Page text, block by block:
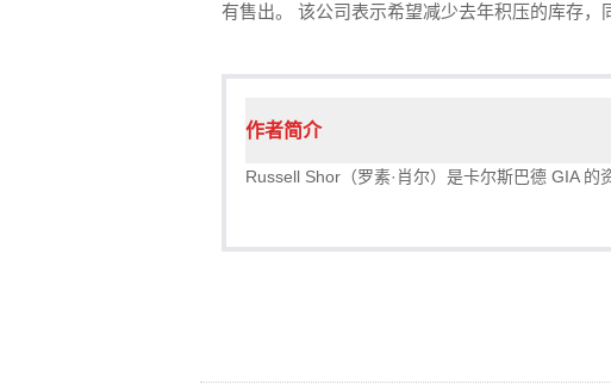
有售出。 该公司表示希望减少去年积压的库存，
作者简介
Russell Shor（罗素·肖尔）是卡尔斯巴德 GIA 的